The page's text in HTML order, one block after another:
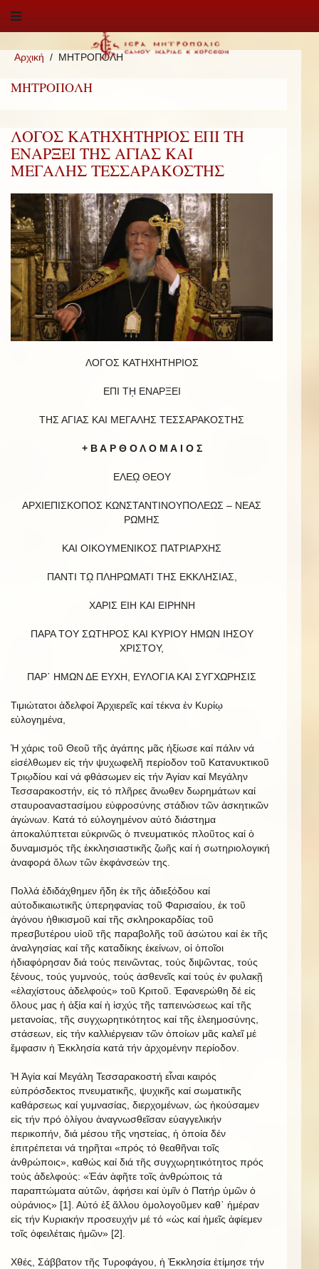
Αρχική ΜΗΤΡΟΠΟΛΗ
ΜΗΤΡΟΠΟΛΗ
ΛΟΓΟΣ ΚΑΤΗΧΗΤΗΡΙΟΣ ΕΠΙ ΤΗ
ΕΝΑΡΞΕΙ ΤΗΣ ΑΓΙΑΣ ΚΑΙ
ΜΕΓΑΛΗΣ ΤΕΣΣΑΡΑΚΟΣΤΗΣ
ΛΟΓΟΣ ΚΑΤΗΧΗΤΗΡΙΟΣ
ΕΠΙ Τῌ ΕΝΑΡΞΕΙ
ΤΗΣ ΑΓΙΑΣ ΚΑΙ ΜΕΓΑΛΗΣ ΤΕΣΣΑΡΑΚΟΣΤΗΣ
+ Β Α Ρ Θ Ο Λ Ο Μ Α Ι Ο Σ
ΕΛΕῼ ΘΕΟΥ
ΑΡΧΙΕΠΙΣΚΟΠΟΣ ΚΩΝΣΤΑΝΤΙΝΟΥΠΟΛΕΩΣ – ΝΕΑΣ
ΡΩΜΗΣ
ΚΑΙ ΟΙΚΟΥΜΕΝΙΚΟΣ ΠΑΤΡΙΑΡΧΗΣ
ΠΑΝΤΙ Τῼ ΠΛΗΡΩΜΑΤΙ ΤΗΣ ΕΚΚΛΗΣΙΑΣ,
ΧΑΡΙΣ ΕΙΗ ΚΑΙ ΕΙΡΗΝΗ
ΠΑΡΑ ΤΟΥ ΣΩΤΗΡΟΣ ΚΑΙ ΚΥΡΙΟΥ ΗΜΩΝ ΙΗΣΟΥ
ΧΡΙΣΤΟΥ,
ΠΑΡ᾿ HΜΩΝ ΔΕ ΕΥΧΗ, ΕΥΛΟΓΙΑ ΚΑΙ ΣΥΓΧΩΡΗΣΙΣ
Τιμιώτατοι ἀδελφοί Ἀρχιερεῖς καί τέκνα ἐν Κυρίῳ
εὐλογημένα,
Ἡ χάρις τοῦ Θεοῦ τῆς ἀγάπης μᾶς ἠξίωσε καί πάλιν νά
εἰσέλθωμεν εἰς τήν ψυχωφελῆ περίοδον τοῦ Κατανυκτικοῦ
Τριῳδίου καί νά φθάσωμεν εἰς τήν Ἁγίαν καί Μεγάλην
Τεσσαρακοστήν, εἰς τό πλῆρες ἄνωθεν δωρημάτων καί
σταυροαναστασίμου εὐφροσύνης στάδιον τῶν ἀσκητικῶν
ἀγώνων. Κατά τό εὐλογημένον αὐτό διάστημα
ἀποκαλύπτεται εὐκρινῶς ὁ πνευματικός πλοῦτος καί ὁ
δυναμισμός τῆς ἐκκλησιαστικῆς ζωῆς καί ἡ σωτηριολογική
ἀναφορά ὅλων τῶν ἐκφάνσεών της.
Πολλά ἐδιδάχθημεν ἤδη ἐκ τῆς ἀδιεξόδου καί
αὐτοδικαιωτικῆς ὑπερηφανίας τοῦ Φαρισαίου, ἐκ τοῦ
ἀγόνου ἠθικισμοῦ καί τῆς σκληροκαρδίας τοῦ
πρεσβυτέρου υἱοῦ τῆς παραβολῆς τοῦ ἀσώτου καί ἐκ τῆς
ἀναλγησίας καί τῆς καταδίκης ἐκείνων, οἱ ὁποῖοι
ἠδιαφόρησαν διά τούς πεινῶντας, τούς διψῶντας, τούς
ξένους, τούς γυμνούς, τούς ἀσθενεῖς καί τούς ἐν φυλακῇ
«ἐλαχίστους ἀδελφούς» τοῦ Κριτοῦ. Ἐφανερώθη δέ εἰς
ὅλους μας ἡ ἀξία καί ἡ ἰσχύς τῆς ταπεινώσεως καί τῆς
μετανοίας, τῆς συγχωρητικότητος καί τῆς ἐλεημοσύνης,
στάσεων, εἰς τήν καλλιέργειαν τῶν ὁποίων μᾶς καλεῖ μέ
ἔμφασιν ἡ Ἐκκλησία κατά τήν ἀρχομένην περίοδον.
Ἡ Ἁγία καί Μεγάλη Τεσσαρακοστή εἶναι καιρός
εὐπρόσδεκτος πνευματικῆς, ψυχικῆς καί σωματικῆς
καθάρσεως καί γυμνασίας, διερχομένων, ὡς ἠκούσαμεν
εἰς τήν πρό ὀλίγου ἀναγνωσθεῖσαν εὐαγγελικήν
περικοπήν, διά μέσου τῆς νηστείας, ἡ ὁποία δέν
ἐπιτρέπεται νά τηρῆται «πρός τό θεαθῆναι τοῖς
ἀνθρώποις», καθώς καί διά τῆς συγχωρητικότητος πρός
τούς ἀδελφούς: «Ἐάν ἀφῆτε τοῖς ἀνθρώποις τά
παραπτώματα αὐτῶν, ἀφήσει καί ὑμῖν ὁ Πατήρ ὑμῶν ὁ
οὐράνιος» [1]. Αὐτό ἐξ ἄλλου ὁμολογοῦμεν καθ᾿ ἡμέραν
εἰς τήν Κυριακήν προσευχήν μέ τό «ὡς καί ἡμεῖς ἀφίεμεν
τοῖς ὀφειλέταις ἡμῶν» [2].
Χθές, Σάββατον τῆς Τυροφάγου, ἡ Ἐκκλησία ἐτίμησε τήν